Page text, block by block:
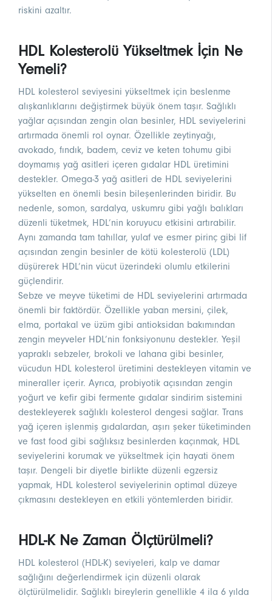
riskini azaltır.
HDL Kolesterolü Yükseltmek İçin Ne
Yemeli?
HDL kolesterol seviyesini yükseltmek için beslenme
alışkanlıklarını değiştirmek büyük önem taşır. Sağlıklı
yağlar açısından zengin olan besinler, HDL seviyelerini
artırmada önemli rol oynar. Özellikle zeytinyağı,
avokado, fındık, badem, ceviz ve keten tohumu gibi
doymamış yağ asitleri içeren gıdalar HDL üretimini
destekler. Omega-3 yağ asitleri de HDL seviyelerini
yükselten en önemli besin bileşenlerinden biridir. Bu
nedenle, somon, sardalya, uskumru gibi yağlı balıkları
düzenli tüketmek, HDL’nin koruyucu etkisini artırabilir.
Aynı zamanda tam tahıllar, yulaf ve esmer pirinç gibi lif
açısından zengin besinler de kötü kolesterolü (LDL)
düşürerek HDL’nin vücut üzerindeki olumlu etkilerini
güçlendirir.
Sebze ve meyve tüketimi de HDL seviyelerini artırmada
önemli bir faktördür. Özellikle yaban mersini, çilek,
elma, portakal ve üzüm gibi antioksidan bakımından
zengin meyveler HDL’nin fonksiyonunu destekler. Yeşil
yapraklı sebzeler, brokoli ve lahana gibi besinler,
vücudun HDL kolesterol üretimini destekleyen vitamin ve
mineraller içerir. Ayrıca, probiyotik açısından zengin
yoğurt ve kefir gibi fermente gıdalar sindirim sistemini
destekleyerek sağlıklı kolesterol dengesi sağlar. Trans
yağ içeren işlenmiş gıdalardan, aşırı şeker tüketiminden
ve fast food gibi sağlıksız besinlerden kaçınmak, HDL
seviyelerini korumak ve yükseltmek için hayati önem
taşır. Dengeli bir diyetle birlikte düzenli egzersiz
yapmak, HDL kolesterol seviyelerinin optimal düzeye
çıkmasını destekleyen en etkili yöntemlerden biridir.
HDL-K Ne Zaman Ölçtürülmeli?
HDL kolesterol (HDL-K) seviyeleri, kalp ve damar
sağlığını değerlendirmek için düzenli olarak
ölçtürülmelidir. Sağlıklı bireylerin genellikle 4 ila 6 yılda